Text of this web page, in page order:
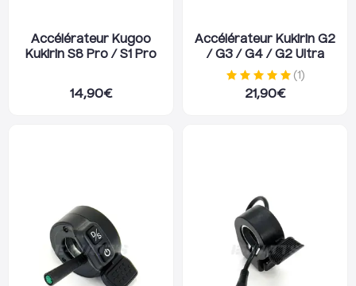
Accélérateur Kugoo
Kukirin S8 Pro / S1 Pro
14,90€
Accélérateur Kukirin G2
/ G3 / G4 / G2 Ultra
(1)
21,90€